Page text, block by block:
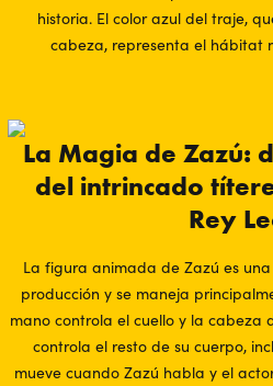
historia. El color azul del traje,
cabeza, representa el hábitat
La Magia de Zazú:
del intrincado
Rey
La figura animada de Zazú es
producción y se maneja
mano controla el cuello y la cabeza
controla el resto de su cuerpo,
mueve cuando Zazú habla y el